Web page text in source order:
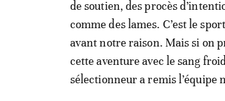
de soutien, des procès
comme des lames. C’est le
avant notre raison. Mais si on
cette aventure avec le sang
sélectionneur a remis l’équipe